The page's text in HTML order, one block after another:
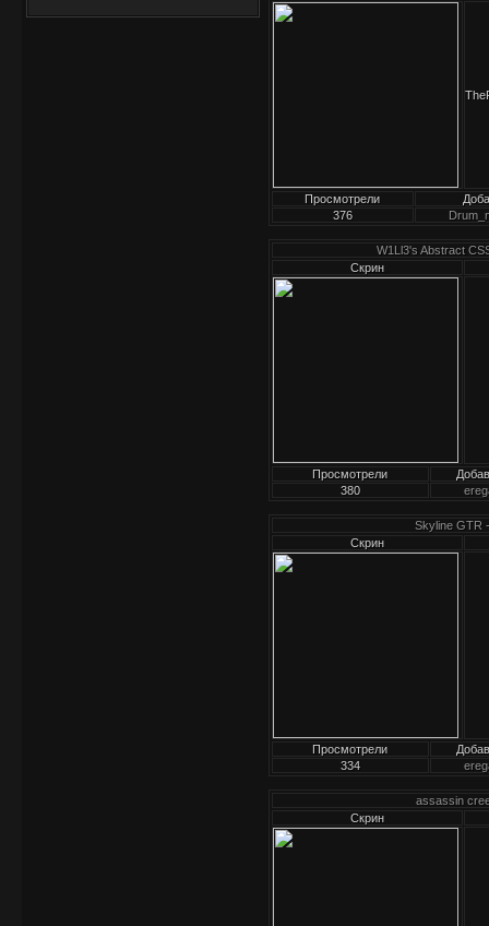
Просмотрели
376
W1Ll3's Abstract
Скрин
Просмотрели
380
Skyline GTR
Скрин
Просмотрели
334
assassin
Скрин